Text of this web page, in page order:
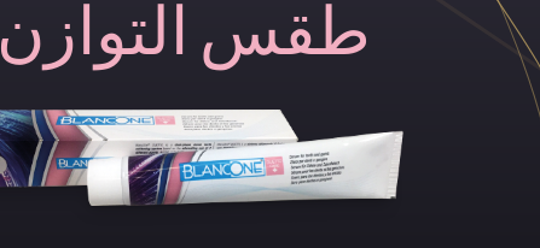
طقس التوازن